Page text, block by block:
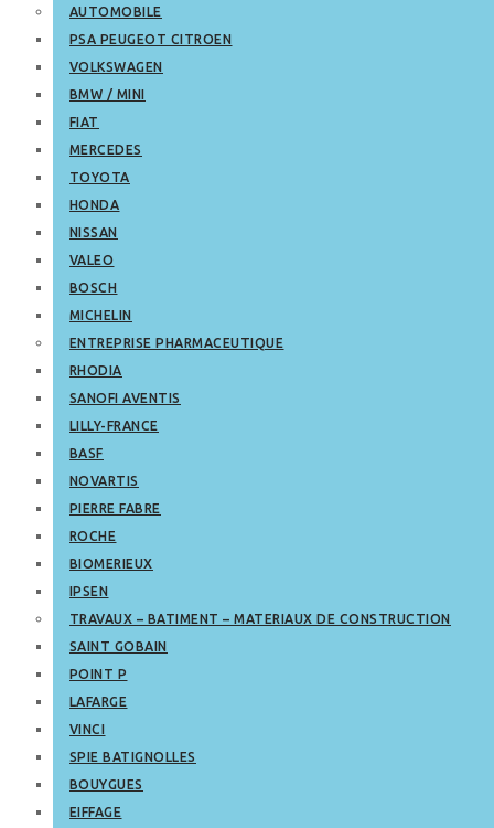
AUTOMOBILE
PSA PEUGEOT CITROEN
VOLKSWAGEN
BMW / MINI
FIAT
MERCEDES
TOYOTA
HONDA
NISSAN
VALEO
BOSCH
MICHELIN
ENTREPRISE PHARMACEUTIQUE
RHODIA
SANOFI AVENTIS
LILLY-FRANCE
BASF
NOVARTIS
PIERRE FABRE
ROCHE
BIOMERIEUX
IPSEN
TRAVAUX – BATIMENT – MATERIAUX DE CONSTRUCTION
SAINT GOBAIN
POINT P
LAFARGE
VINCI
SPIE BATIGNOLLES
BOUYGUES
EIFFAGE